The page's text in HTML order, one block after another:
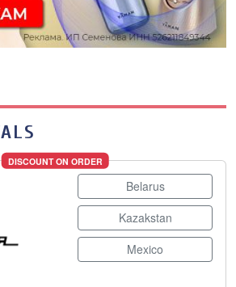
DISCOUNT ON ORDER
Belarus
Kazakstan
Mexico